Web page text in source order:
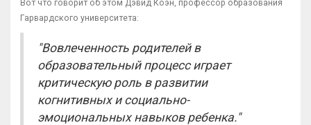
Вот что говорит об этом Дэвид Коэн, профессор образования
Гарвардского университета:
"Вовлеченность родителей в
образовательный процесс играет
критическую роль в развитии
когнитивных и социально-
эмоциональных навыков ребенка."